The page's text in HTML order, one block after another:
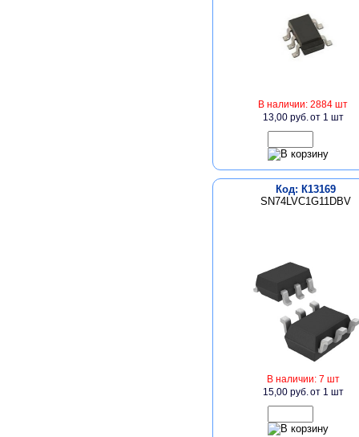
В наличии: 2884 шт
13,00 руб.от 1 шт
Код: К13169
SN74LVC1G11DBV
В наличии: 7 шт
15,00 руб.от 1 шт